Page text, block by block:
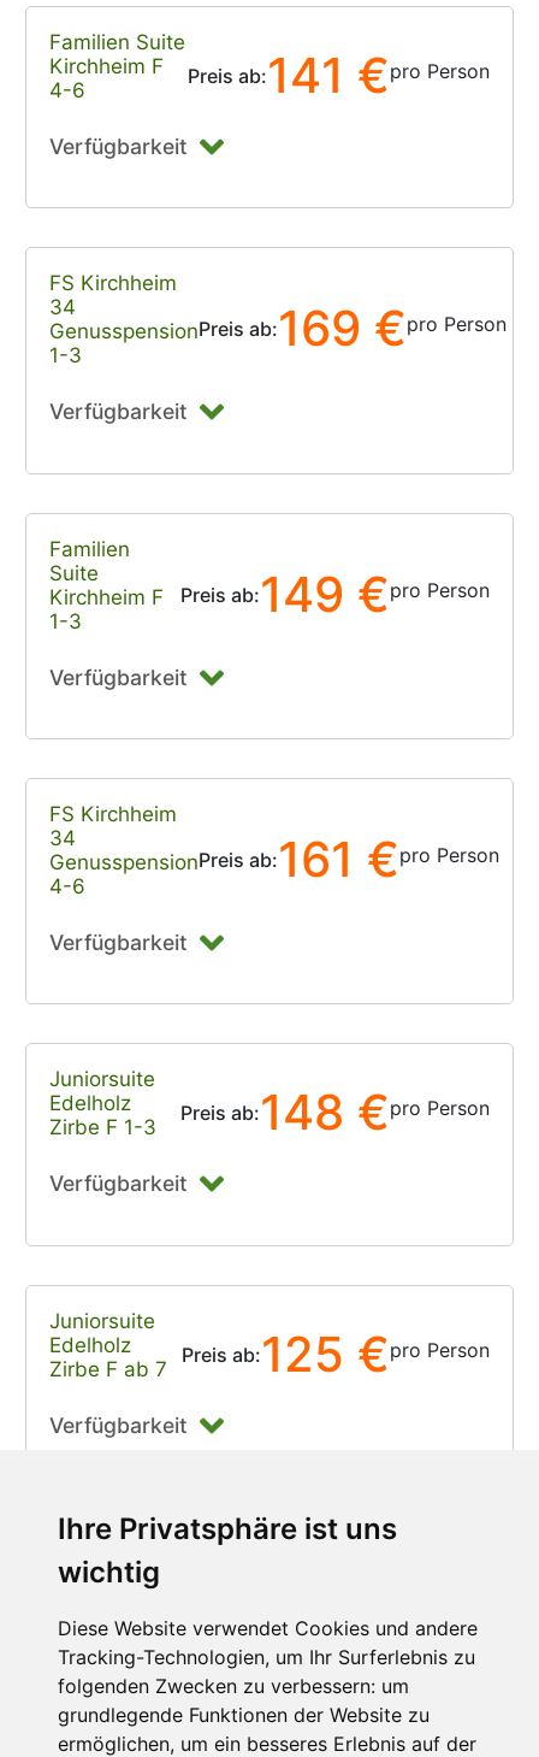
Ihre Privatsphäre ist uns
wichtig
Diese Website verwendet Cookies und andere
Tracking-Technologien, um Ihr Surferlebnis zu
folgenden Zwecken zu verbessern: um
grundlegende Funktionen der Website zu
ermöglichen, um ein besseres Erlebnis auf der
Familien Suite
Kirchheim F
4-6
Preis ab:141 €pro Person
Verfügbarkeit
FS Kirchheim
34
Genusspension
1-3
Preis ab:169 €pro Person
Verfügbarkeit
Familien
Suite
Kirchheim F
1-3
Preis ab:149 €pro Person
Verfügbarkeit
FS Kirchheim
34
Genusspension
4-6
Preis ab:161 €pro Person
Verfügbarkeit
Juniorsuite
Edelholz
Zirbe F 1-3
Preis ab:148 €pro Person
Verfügbarkeit
Juniorsuite
Edelholz
Zirbe F ab 7
Preis ab:125 €pro Person
Verfügbarkeit
JS Edelholz
Zirbe 34
ab 7
145 €
Verfügbarkeit